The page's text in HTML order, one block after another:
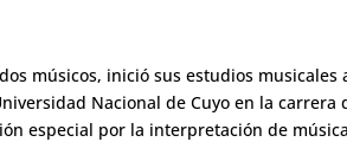
músicos, inició sus estudios musicales
Nacional de Cuyo en la carrera
especial por la interpretación de música